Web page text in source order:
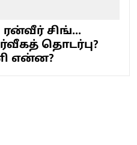
ரன்வீர் சிங்...
தொடர்பு?
என்ன?